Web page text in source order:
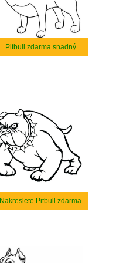
Pitbull zdarma snadný
Nakreslete Pitbull zdarma